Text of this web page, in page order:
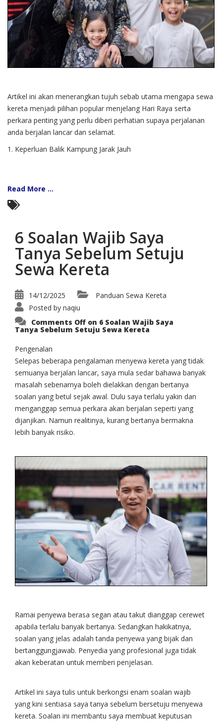
Artikel ini akan menerangkan tujuh sebab utama mengapa sewa
kereta menjadi pilihan popular menjelang Hari Raya serta
perkara penting yang perlu diberi perhatian supaya perjalanan
anda berjalan lancar dan selamat.
1. Keperluan Balik Kampung Jarak Jauh
Read More ...
6 Soalan Wajib Saya
Tanya Sebelum Setuju
Sewa Kereta
14/12/2025
Panduan Sewa Kereta
Posted by naqiu
Comments Off on 6 Soalan Wajib Saya
Tanya Sebelum Setuju Sewa Kereta
Pengenalan
Selepas beberapa pengalaman menyewa kereta yang tidak
semuanya berjalan lancar, saya mula sedar bahawa banyak
masalah sebenarnya boleh dielakkan dengan bertanya
soalan yang betul sejak awal. Dulu saya terlalu yakin dan
menganggap semua perkara akan berjalan seperti yang
dijanjikan. Namun realitinya, kurang bertanya bermakna
lebih banyak risiko.
Ramai penyewa berasa segan atau takut dianggap cerewet
apabila terlalu banyak bertanya. Sedangkan hakikatnya,
soalan yang jelas adalah tanda penyewa yang bijak dan
bertanggungjawab. Penyedia yang profesional juga tidak
akan keberatan untuk memberi penjelasan.
Artikel ini saya tulis untuk berkongsi enam soalan wajib
yang kini sentiasa saya tanya sebelum bersetuju menyewa
kereta. Soalan ini membantu saya membuat keputusan